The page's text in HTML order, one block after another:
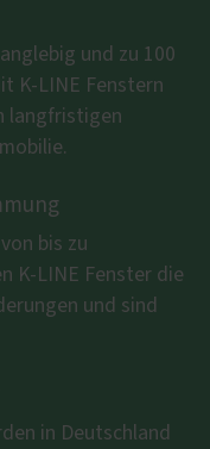
und zu 100
K-LINE Fenstern
langfristigen
bis zu
K-LINE Fenster die
und sind
in Deutschland